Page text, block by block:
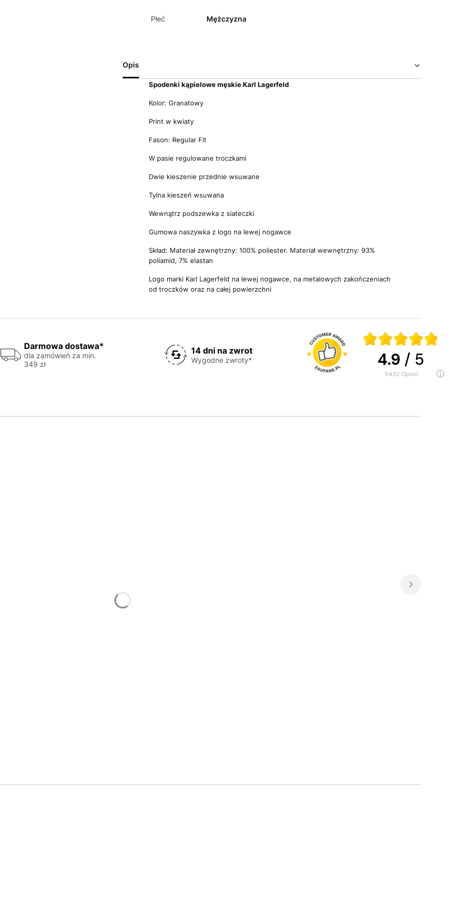
Płeć Mężczyzna
Opis
Spodenki kąpielowe męskie Karl Lagerfeld
Kolor: Granatowy
Print w kwiaty
Fason: Regular Fit
W pasie regulowane troczkami
Dwie kieszenie przednie wsuwane
Tylna kieszeń wsuwana
Wewnątrz podszewka z siateczki
Gumowa naszywka z logo na lewej nogawce
Skład: Materiał zewnętrzny: 100% poliester. Materiał wewnętrzny: 93%
poliamid, 7% elastan
Logo marki Karl Lagerfeld na lewej nogawce, na metalowych zakończeniach
od troczków oraz na całej powierzchni
Darmowa dostawa*
dla zamówień za min.
349 zł
14 dni na zwrot
Wygodne zwroty* 4.9 / 5
5432 opinii